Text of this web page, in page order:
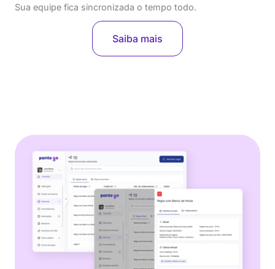
Sua equipe fica sincronizada o tempo todo.
Saiba mais